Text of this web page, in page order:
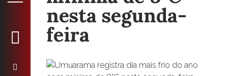
nesta segunda-
feira